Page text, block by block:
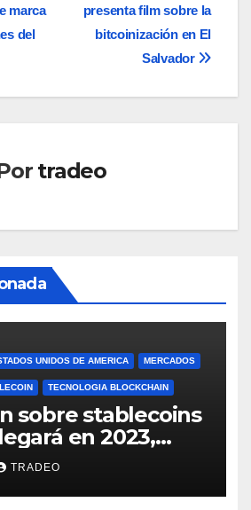
presenta film sobre la
bitcoinización en El
Salvador
marca
del
tradeo
UNIDOS DE AMERICA MERCADOS
TECNOLOGIA BLOCKCHAIN
sobre stablecoins
en 2023,
Association
TRADEO